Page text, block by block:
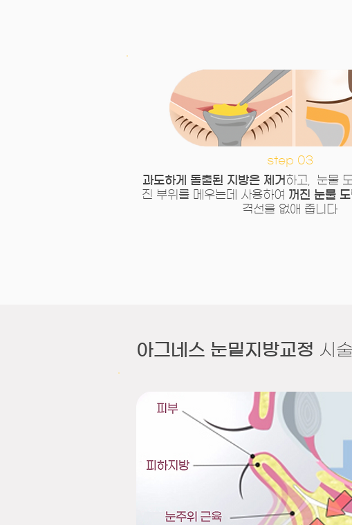
step 03
과도하게 돌출된 지방은 제거 하고, 눈물
진 부위를 메우는데 사용하여 꺼진 눈물
격선을 없애 줍니다
아그네스 눈밑지방교정 시